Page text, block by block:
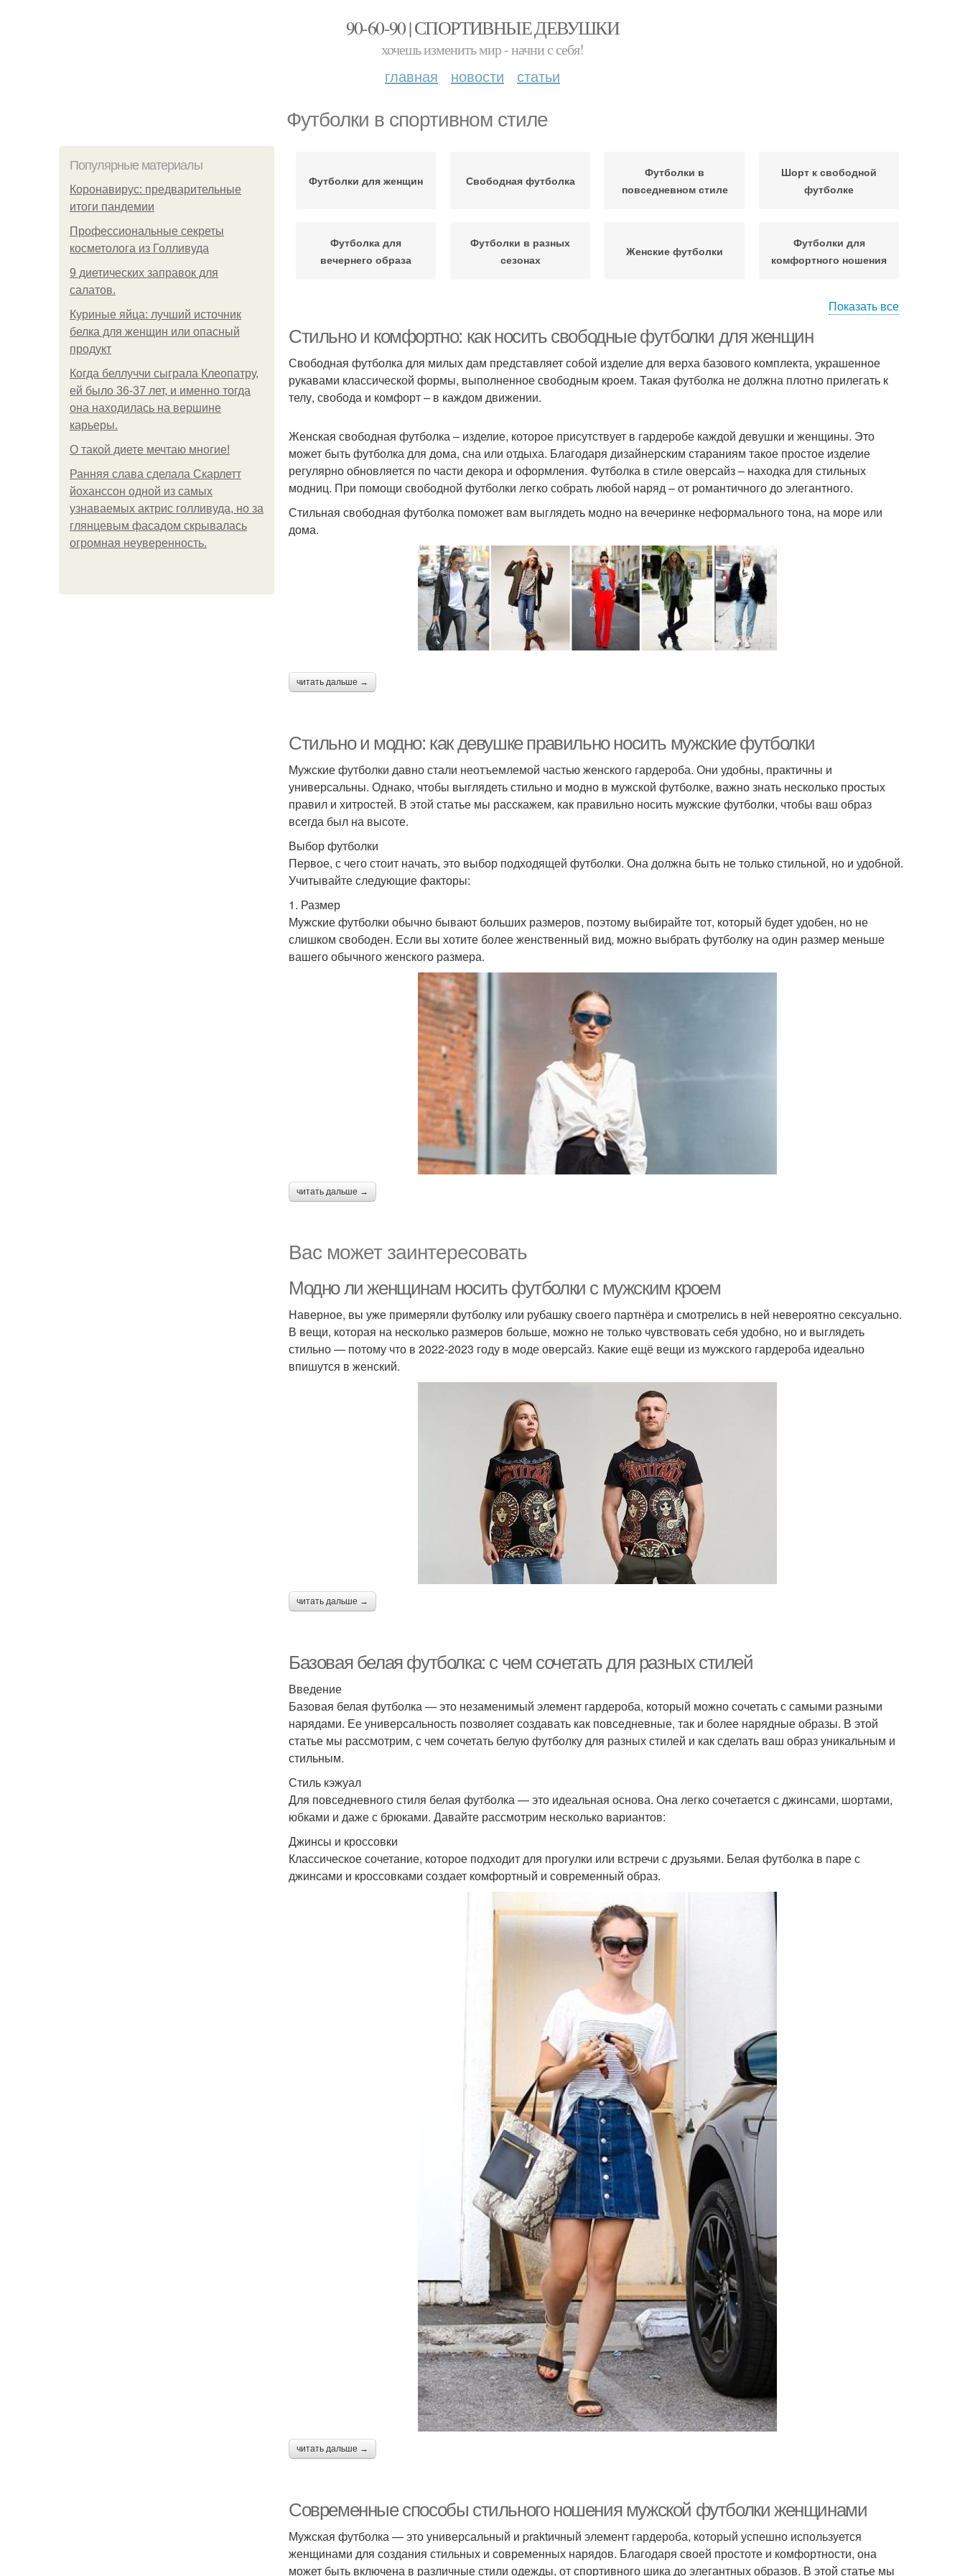
90-60-90 | СПОРТИВНЫЕ ДЕВУШКИ
хочешь изменить мир - начни с себя!
главная новости статьи
Футболки в спортивном стиле
Популярные материалы
Коронавирус: предварительные
итоги пандемии
Профессиональные секреты
косметолога из Голливуда
9 диетических заправок для
салатов.
Куриные яйца: лучший источник
белка для женщин или опасный
продукт
Когда беллуччи сыграла Клеопатру,
ей было 36-37 лет, и именно тогда
она находилась на вершине
карьеры.
О такой диете мечтаю многие!
Ранняя слава сделала Скарлетт
йоханссон одной из самых
узнаваемых актрис голливуда, но за
глянцевым фасадом скрывалась
огромная неуверенность.
Футболки для женщин Свободная футболка
Футболки в
повседневном стиле
Шорт к свободной
футболке
Футболка для
вечернего образа
Футболки в разных
сезонах
Женские футболки
Футболки для
комфортного ношения
мероприятия
время
Футболки с женской
одеждой
Футболка для
вечернего выхода
Футболки с подтяжками
Футболка в
Футболки для девушки Футболки для мужчин
Футболки к женскому
стилю
Показать все
Стильно и комфортно: как носить свободные футболки для женщин
Свободная футболка для милых дам представляет собой изделие для верха базового комплекта, украшенное
рукавами классической формы, выполненное свободным кроем. Такая футболка не должна плотно прилегать к
телу, свобода и комфорт – в каждом движении.
Женская свободная футболка – изделие, которое присутствует в гардеробе каждой девушки и женщины. Это
может быть футболка для дома, сна или отдыха. Благодаря дизайнерским стараниям такое простое изделие
регулярно обновляется по части декора и оформления. Футболка в стиле оверсайз – находка для стильных
модниц. При помощи свободной футболки легко собрать любой наряд – от романтичного до элегантного.
Стильная свободная футболка поможет вам выглядеть модно на вечеринке неформального тона, на море или
дома.
читать дальше →
Стильно и модно: как девушке правильно носить мужские футболки
Мужские футболки давно стали неотъемлемой частью женского гардероба. Они удобны, практичны и
универсальны. Однако, чтобы выглядеть стильно и модно в мужской футболке, важно знать несколько простых
правил и хитростей. В этой статье мы расскажем, как правильно носить мужские футболки, чтобы ваш образ
всегда был на высоте.
Выбор футболки
Первое, с чего стоит начать, это выбор подходящей футболки. Она должна быть не только стильной, но и удобной.
Учитывайте следующие факторы:
1. Размер
Мужские футболки обычно бывают больших размеров, поэтому выбирайте тот, который будет удобен, но не
слишком свободен. Если вы хотите более женственный вид, можно выбрать футболку на один размер меньше
вашего обычного женского размера.
читать дальше →
Вас может заинтересовать
Модно ли женщинам носить футболки с мужским кроем
Наверное, вы уже примеряли футболку или рубашку своего партнёра и смотрелись в ней невероятно сексуально.
В вещи, которая на несколько размеров больше, можно не только чувствовать себя удобно, но и выглядеть
стильно — потому что в 2022-2023 году в моде оверсайз. Какие ещё вещи из мужского гардероба идеально
впишутся в женский.
читать дальше →
Базовая белая футболка: с чем сочетать для разных стилей
Введение
Базовая белая футболка — это незаменимый элемент гардероба, который можно сочетать с самыми разными
нарядами. Ее универсальность позволяет создавать как повседневные, так и более нарядные образы. В этой
статье мы рассмотрим, с чем сочетать белую футболку для разных стилей и как сделать ваш образ уникальным и
стильным.
Стиль кэжуал
Для повседневного стиля белая футболка — это идеальная основа. Она легко сочетается с джинсами, шортами,
юбками и даже с брюками. Давайте рассмотрим несколько вариантов:
Джинсы и кроссовки
Классическое сочетание, которое подходит для прогулки или встречи с друзьями. Белая футболка в паре с
джинсами и кроссовками создает комфортный и современный образ.
читать дальше →
Современные способы стильного ношения мужской футболки женщинами
Мужская футболка — это универсальный и praktичный элемент гардероба, который успешно используется
женщинами для создания стильных и современных нарядов. Благодаря своей простоте и комфортности, она
может быть включена в различные стили одежды, от спортивного шика до элегантных образов. В этой статье мы